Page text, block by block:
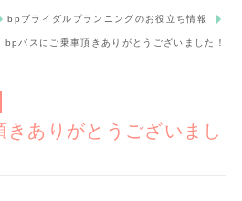
bpブライダルプランニングのお役立ち情報
bpバスにご乗車頂きありがとうございました！
きありがとうございまし